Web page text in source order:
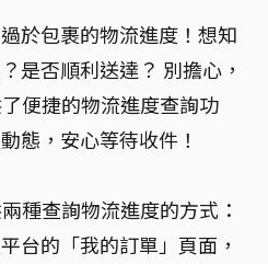
於包裹的物流進度！想知
是否順利送達？ 別擔心，
便捷的物流進度查詢功
態，安心等待收件！
種查詢物流進度的方式：
台的「我的訂單」頁面，